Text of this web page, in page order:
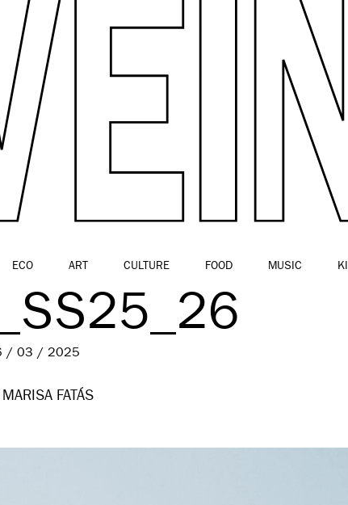
ECO ART CULTURE FOOD MUSIC
/ 03 / 2025
FATÁS